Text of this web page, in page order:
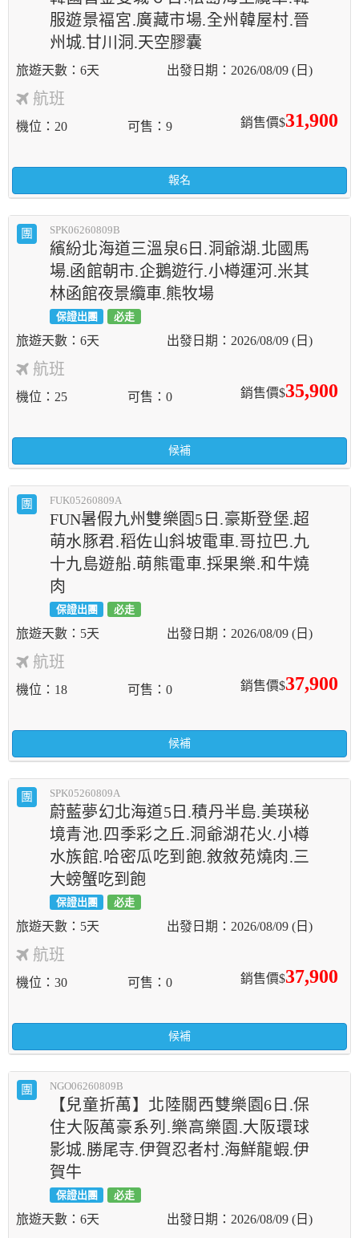
服遊景褔宮.廣藏市場.全州韓屋村.晉
州城.甘川洞.天空膠囊
6天 2026/08/09 (日)
航班
銷售價$31,900
機位 20 可售 9
報名
團 SPK06260809B
繽紛北海道三溫泉6日.洞爺湖.北國馬
場.函館朝市.企鵝遊行.小樽運河.米其
林函館夜景纜車.熊牧場
保證出團 必走
6天 2026/08/09 (日)
航班
銷售價$35,900
機位 25 可售 0
候補
團 FUK05260809A
FUN暑假九州雙樂園5日.豪斯登堡.超
萌水豚君.稻佐山斜坡電車.哥拉巴.九
十九島遊船.萌熊電車.採果樂.和牛燒
肉
保證出團 必走
5天 2026/08/09 (日)
航班
銷售價$37,900
機位 18 可售 0
候補
團 SPK05260809A
蔚藍夢幻北海道5日.積丹半島.美瑛秘
境青池.四季彩之丘.洞爺湖花火.小樽
水族館.哈密瓜吃到飽.敘敘苑燒肉.三
大螃蟹吃到飽
保證出團 必走
5天 2026/08/09 (日)
航班
銷售價$37,900
機位 30 可售 0
候補
團 NGO06260809B
【兒童折萬】北陸關西雙樂園6日.保
住大阪萬豪系列.樂高樂園.大阪環球
影城.勝尾寺.伊賀忍者村.海鮮龍蝦.伊
賀牛
保證出團 必走
6天 2026/08/09 (日)